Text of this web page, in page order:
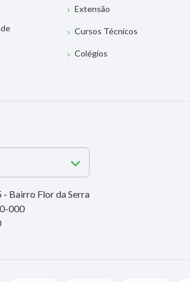
Extensão
Cursos Técnicos
Colégios
- Bairro Flor da Serra
000